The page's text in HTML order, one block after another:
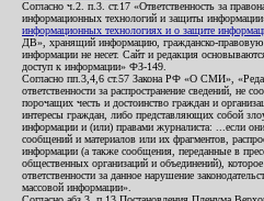
Согласно ч.2. п.3. ст.17 «Ответственность за
информационных технологий и защиты
информационных технологиях и о защите
ДВ», хранящий информацию, гражданско-правовую
информации не несет. Сайт и редакция
доступ к информации» ФЗ-149.
Согласно пп.3,4,6 ст.57 Закона РФ «О СМИ»,
ответственности за распространение сведений, не
порочащих честь и достоинство граждан и
интересы граждан, либо представляющих собой
информации и (или) правами журналиста: ...если
сообщений и материалов или их фрагментов,
информации (а также сообщения, переданные в
общественных организаций и объединений),
ответственности за данное нарушение
массовой информации».